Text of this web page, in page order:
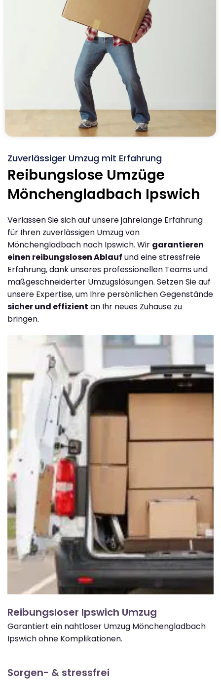
Zuverlässiger Umzug mit Erfahrung
Reibungslose Umzüge
Mönchengladbach Ipswich
Verlassen Sie sich auf unsere jahrelange Erfahrung
für Ihren zuverlässigen Umzug von
Mönchengladbach nach Ipswich. Wir garantieren
einen reibungslosen Ablauf und eine stressfreie
Erfahrung, dank unseres professionellen Teams und
maßgeschneiderter Umzugslösungen. Setzen Sie auf
unsere Expertise, um Ihre persönlichen Gegenstände
sicher und effizient an Ihr neues Zuhause zu
bringen.
Reibungsloser Ipswich Umzug
Garantiert ein nahtloser Umzug Mönchengladbach
Ipswich ohne Komplikationen.
Sorgen- & stressfrei